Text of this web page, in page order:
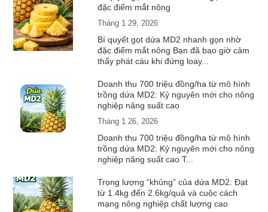
đặc điểm mắt nông
Tháng 1 29, 2026
Bí quyết gọt dứa MD2 nhanh gọn nhờ
đặc điểm mắt nông Bạn đã bao giờ cảm
thấy phát cáu khi đứng loay...
Doanh thu 700 triệu đồng/ha từ mô hình
trồng dứa MD2: Kỷ nguyên mới cho nông
nghiệp năng suất cao
Tháng 1 26, 2026
Doanh thu 700 triệu đồng/ha từ mô hình
trồng dứa MD2: Kỷ nguyên mới cho nông
nghiệp năng suất cao T...
Trọng lượng “khủng” của dứa MD2: Đạt
từ 1.4kg đến 2.6kg/quả và cuộc cách
mạng nông nghiệp chất lượng cao